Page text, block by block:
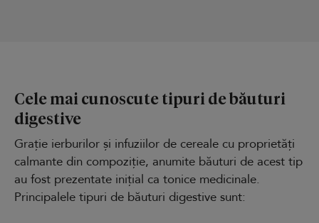
Cele mai cunoscute tipuri de băuturi
digestive
Grație ierburilor și infuziilor de cereale cu proprietăți
calmante din compoziție, anumite băuturi de acest tip
au fost prezentate inițial ca tonice medicinale.
Principalele tipuri de băuturi digestive sunt: